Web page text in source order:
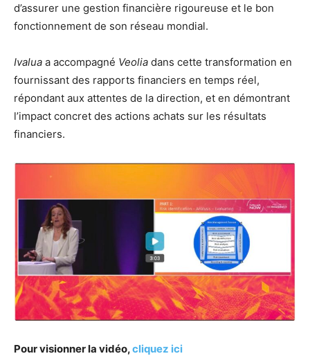
d’assurer une gestion financière rigoureuse et le bon
fonctionnement de son réseau mondial.
Ivalua a accompagné Veolia dans cette transformation en
fournissant des rapports financiers en temps réel,
répondant aux attentes de la direction, et en démontrant
l’impact concret des actions achats sur les résultats
financiers.
Pour visionner la vidéo,cliquez ici